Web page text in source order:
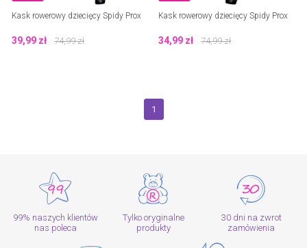
Kask rowerowy dziecięcy Spidy Prox
39,99 zł 74,99zł
Kask rowerowy dziecięcy Spidy Prox
34,99 zł 74,99zł
1
99% naszych klientów
nas poleca
Tylko oryginalne
produkty
30 dni na zwrot
zamówienia